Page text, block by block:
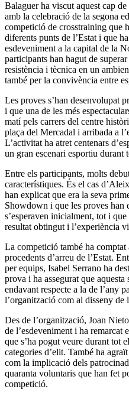
Balaguer ha viscut aquest cap
amb la celebració de la segona
competició de crosstraining que
diferents punts de l’Estat i que
esdeveniment a la capital de la
participants han hagut de
resistència i tècnica en un
també per la convivència entre
Les proves s’han desenvolupat
i que una de les més
matí pels carrers del centre
plaça del Mercadal i arribada a
L’activitat ha atret centenars
un gran escenari esportiu durant
Entre els participants, molts
característiques. És el cas
han explicat que era la seva
Showdown i que les proves han
s’esperaven inicialment, tot i
resultat obtingut i l’experiència
La competició també ha
procedents d’arreu de l’Estat.
per equips, Isabel Serrano ha
prova i ha assegurat que
endavant respecte a la de l’any
l’organització com al disseny de
Des de l’organització, Joan
de l’esdeveniment i ha
que s’ha pogut veure durant tot
categories d’elit. També ha
com la implicació dels
quaranta voluntaris que han fet
competició.